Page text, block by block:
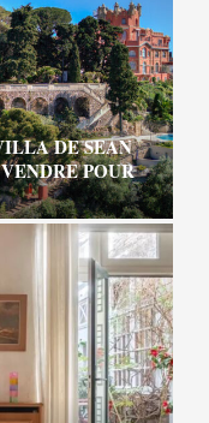
DE SEAN
POUR